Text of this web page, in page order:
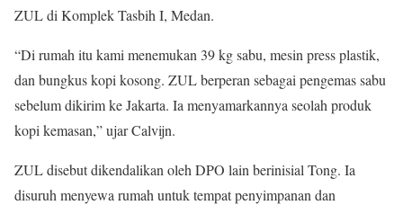
ZUL di Komplek Tasbih I, Medan.
“Di rumah itu kami menemukan 39 kg sabu, mesin press plastik,
dan bungkus kopi kosong. ZUL berperan sebagai pengemas sabu
sebelum dikirim ke Jakarta. Ia menyamarkannya seolah produk
kopi kemasan,” ujar Calvijn.
ZUL disebut dikendalikan oleh DPO lain berinisial Tong. Ia
disuruh menyewa rumah untuk tempat penyimpanan dan